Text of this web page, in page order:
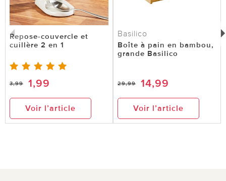
utile pas utile
le 20.03.2026sur KIRCHSTETTER de Châlons-en-
Champagne
Repose-couvercle et
cuillère 2 en 1
3,99 1,99
Voir l’article
Basilico
Boîte à pain en bambou,
grande Basilico
29,99 14,99
Voir l’article